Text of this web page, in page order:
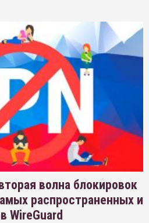
волна блокировок
распространенных и
WireGuard